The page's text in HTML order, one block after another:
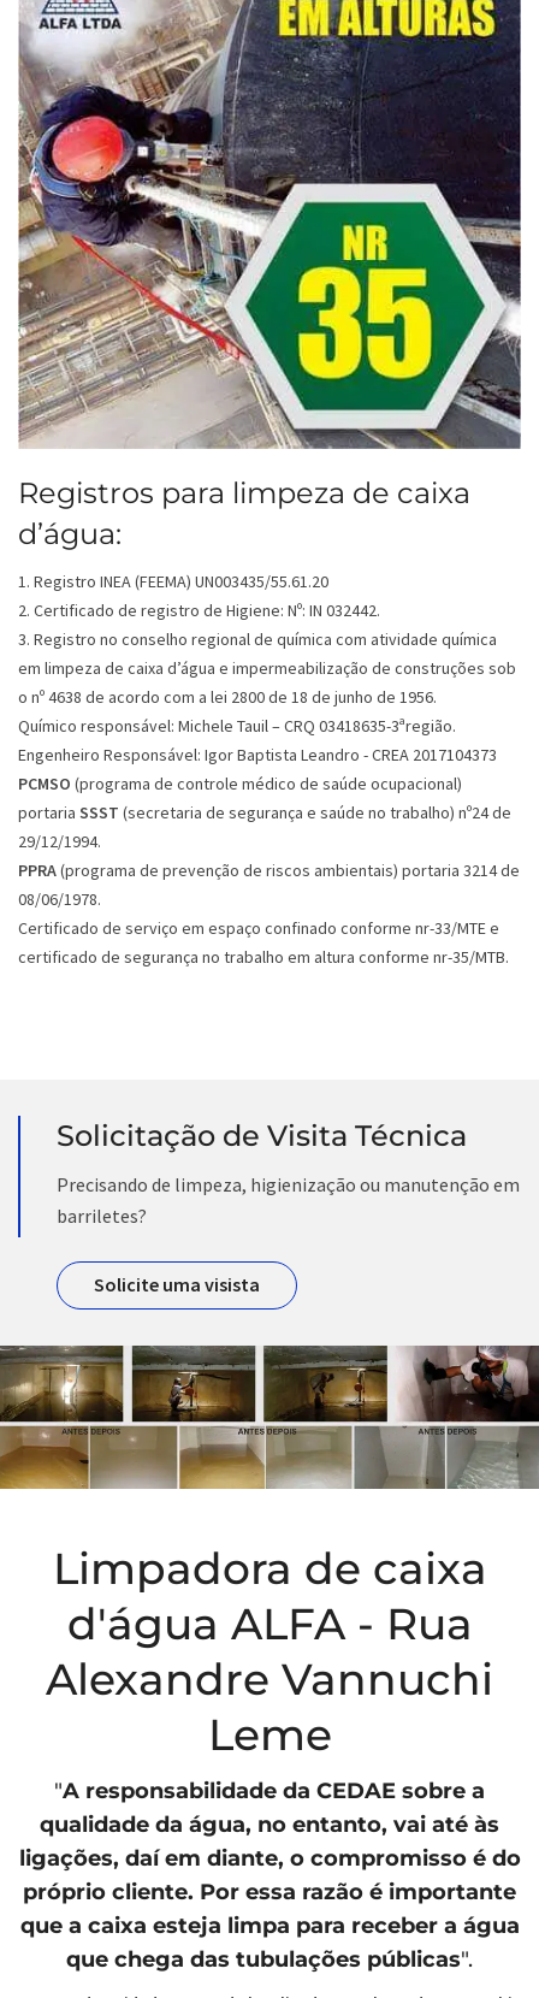
Registros para limpeza de caixa
d’água:
1. Registro INEA (FEEMA) UN003435/55.61.20
2. Certificado de registro de Higiene: Nº: IN 032442.
3. Registro no conselho regional de química com atividade química
em limpeza de caixa d’água e impermeabilização de construções sob
o nº 4638 de acordo com a lei 2800 de 18 de junho de 1956.
Químico responsável: Michele Tauil – CRQ 03418635-3ªregião.
Engenheiro Responsável: Igor Baptista Leandro - CREA 2017104373
PCMSO (programa de controle médico de saúde ocupacional)
portaria SSST (secretaria de segurança e saúde no trabalho) nº24 de
29/12/1994.
PPRA(programa de prevenção de riscos ambientais) portaria 3214 de
08/06/1978.
Certificado de serviço em espaço confinado conforme nr-33/MTE e
certificado de segurança no trabalho em altura conforme nr-35/MTB.
Solicitação de Visita Técnica
Precisando de limpeza, higienização ou manutenção em
barriletes?
Solicite uma visista
Limpadora de caixa
d'água ALFA - Rua
Alexandre Vannuchi
Leme
"A responsabilidade da CEDAE sobre a
qualidade da água, no entanto, vai até às
ligações, daí em diante, o compromisso é do
próprio cliente. Por essa razão é importante
que a caixa esteja limpa para receber a água
que chega das tubulações públicas".